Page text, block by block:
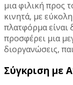
μια φιλική προς
κινητά, με
πλατφόρμα είναι
προσφέρει μια
διοργανώσεις,
Σύγκριση με